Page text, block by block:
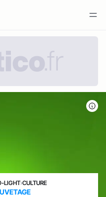
LIGHT›CULTURE